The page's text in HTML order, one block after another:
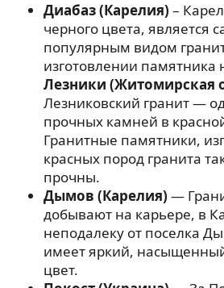
Диабаз (Карелия) –
черного цвета, является
популярным видом
изготовлении памятника
Лезники (Житомирская
Лезниковский гранит —
прочных камней в
Гранитные памятники,
красных пород гранита
прочны.
Дымов (Карелия) —
добывают на карьере, в
неподалеку от поселка
имеет яркий,
цвет.